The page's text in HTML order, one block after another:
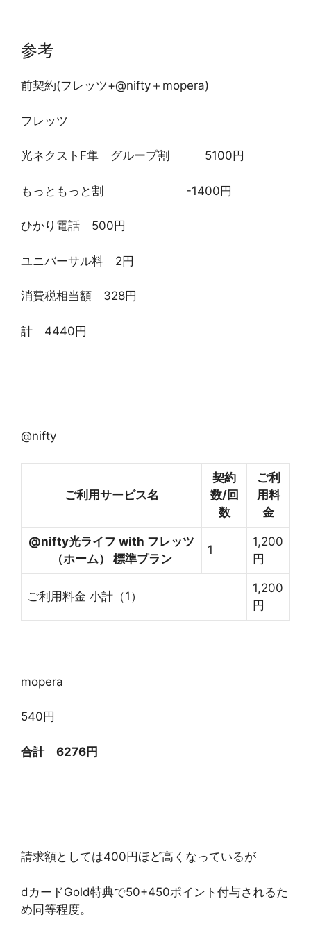
参考
前契約(フレッツ+@nifty＋mopera)
フレッツ
光ネクストF隼 グループ割 5100円
もっともっと割 -1400円
ひかり電話 500円
ユニバーサル料 2円
消費税相当額 328円
計 4440円
@nifty
ご利用サービス名
契約
数/回
数
ご利
用料
金
ご利用料金 小計（1 ）
1,200
円
@nifty光ライフ with フレッツ
（ホーム） 標準プラン
1
1,200
円
mopera
540円
合計 6276円
請求額としては400円ほど高くなっているが
dカードGold特典で50+450ポイント付与されるた
め同等程度。